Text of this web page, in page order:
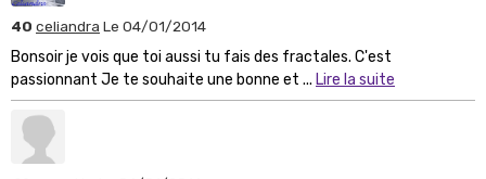
40 celiandra Le 04/01/2014
Bonsoir je vois que toi aussi tu fais des fractales. C'est
passionnant Je te souhaite une bonne et ... Lire la suite